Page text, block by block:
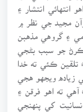
انتهائي انتشار ۽
مجيد جي نظر ۾
۽ گروهي مذهبن
جو سبب بڻجي
تلقين ڪئي ته خدا
زياده ويجهو هجي
ته اهو فرقن ۽
کي پنهنجي